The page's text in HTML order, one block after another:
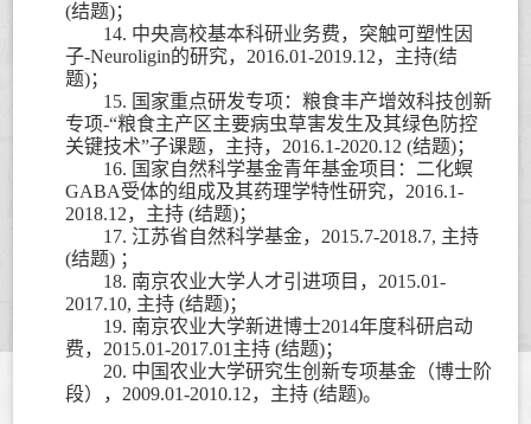
(结题)；
14. 中央高校基本科研业务费，突触可塑性因
子-Neuroligin的研究， 2016.01-2019.12，主持(结
题)；
15. 国家重点研发专项：粮食丰产增效科技创新
专项-“粮食主产区主要病虫草害发生及其绿色防控
关键技术”子课题， 主持， 2016.1-2020.12 (结题)；
16. 国家自然科学基金青年基金项目：二化螟
GABA受体的组成及其药理学特性研究， 2016.1-
2018.12，主持 (结题)；
17. 江苏省自然科学基金， 2015.7-2018.7, 主持
(结题) ；
18. 南京农业大学人才引进项目， 2015.01-
2017.10, 主持 (结题)；
19. 南京农业大学新进博士2014年度科研启动
费， 2015.01-2017.01 主持 (结题)；
20. 中国农业大学研究生创新专项基金（博士阶
段）， 2009.01-2010.12，主持 (结题)。